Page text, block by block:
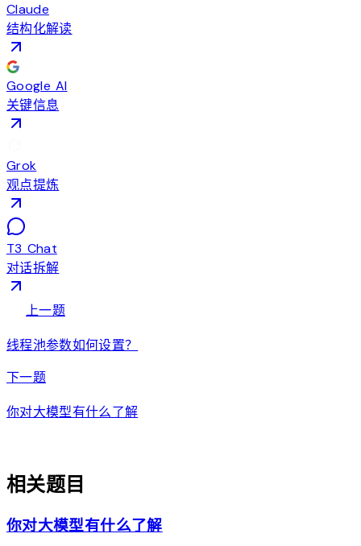
Claude
结构化解读
Google AI
关键信息
Grok
观点提炼
T3 Chat
对话拆解
上一题
线程池参数如何设置？
下一题arrow_forward
你对大模型有什么了解
相关题目
你对大模型有什么了解